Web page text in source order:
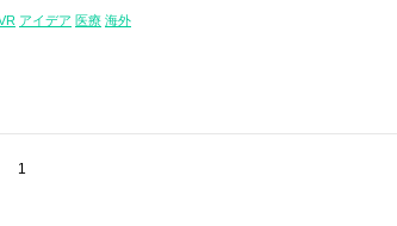
アイデア 医療 海外
1